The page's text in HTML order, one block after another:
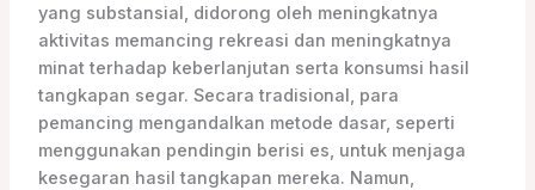
yang substansial, didorong oleh meningkatnya
aktivitas memancing rekreasi dan meningkatnya
minat terhadap keberlanjutan serta konsumsi hasil
tangkapan segar. Secara tradisional, para
pemancing mengandalkan metode dasar, seperti
menggunakan pendingin berisi es, untuk menjaga
kesegaran hasil tangkapan mereka. Namun,